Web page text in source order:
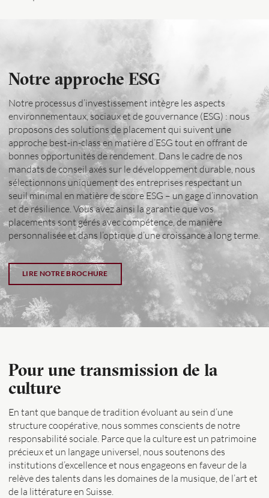
Notre approche ESG
Notre processus d’investissement intègre les aspects
environnementaux, sociaux et de gouvernance (ESG) : nous
proposons des solutions de placement qui suivent une
approche best-in-class en matière d’ESG tout en offrant de
bonnes opportunités de rendement. Dans le cadre de nos
mandats de conseil axés sur le développement durable, nous
sélectionnons uniquement des entreprises respectant un
seuil minimal en matière de score ESG – un gage d’innovation
et de résilience. Vous avez ainsi la garantie que vos
placements sont gérés avec compétence, de manière
personnalisée et dans l’optique d’une croissance à long terme.
LIRE NOTRE BROCHURE
Pour une transmission de la
culture
En tant que banque de tradition évoluant au sein d’une
structure coopérative, nous sommes conscients de notre
responsabilité sociale. Parce que la culture est un patrimoine
précieux et un langage universel, nous soutenons des
institutions d’excellence et nous engageons en faveur de la
relève des talents dans les domaines de la musique, de l’art et
de la littérature en Suisse.